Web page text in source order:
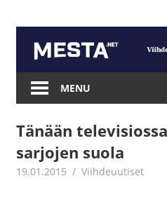
content
Mesta.net
MENU
Tänään
sarjojen suola
19.01.2015 mestanet
Viihdeuutiset